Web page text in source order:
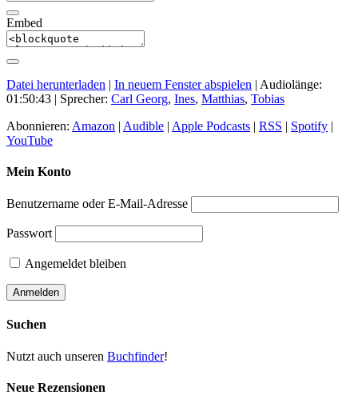
Embed
Datei herunterladen | In neuem Fenster abspielen | Audiolänge:
01:50:43 | Sprecher: Carl Georg, Ines, Matthias, Tobias
Abonnieren: Amazon | Audible | Apple Podcasts | RSS | Spotify |
YouTube
Mein Konto
Benutzername oder E-Mail-Adresse
Passwort
Angemeldet bleiben
Suchen
Nutzt auch unseren Buchfinder!
Neue Rezensionen